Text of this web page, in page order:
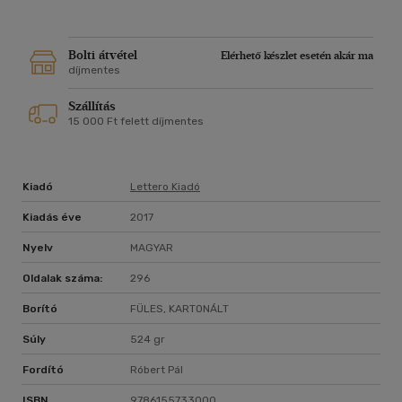
számára.Bolti átvétel
Elérhető készlet esetén akár ma
díjmentes
Szállítás
15 000 Ft felett díjmentes
Kiadó Lettero Kiadó
Kiadás éve 2017
Nyelv MAGYAR
Oldalak száma: 296
Borító FÜLES, KARTONÁLT
Súly 524 gr
Fordító Róbert Pál